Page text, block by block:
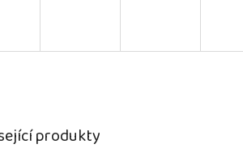
produkty